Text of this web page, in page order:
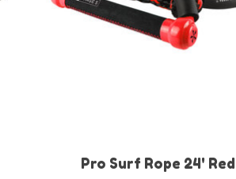
Pro Surf Rope 24' Red